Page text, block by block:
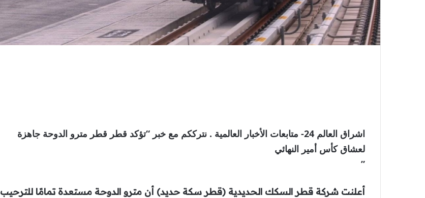
اشراق العالم 24- متابعات الأخبار العالمية . نترككم مع خبر “تؤكد قطر قطر مترو الدوحة جاهزة
لعشاق كأس أمير النهائي
”
أعلنت شركة قطر السكك الحديدية (قطر سكة حديد) أن مترو الدوحة مستعدة تمامًا للترحيب